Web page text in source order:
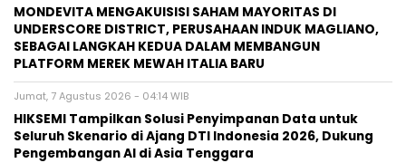
MONDEVITA MENGAKUISISI SAHAM MAYORITAS DI
UNDERSCORE DISTRICT, PERUSAHAAN INDUK MAGLIANO,
SEBAGAI LANGKAH KEDUA DALAM MEMBANGUN
PLATFORM MEREK MEWAH ITALIA BARU
Jumat, 7 Agustus 2026 - 04:14 WIB
HIKSEMI Tampilkan Solusi Penyimpanan Data untuk
Seluruh Skenario di Ajang DTI Indonesia 2026, Dukung
Pengembangan AI di Asia Tenggara